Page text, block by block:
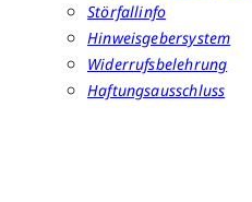
Störfallinfo
Hinweisgebersystem
Widerrufsbelehrung
Haftungsausschluss